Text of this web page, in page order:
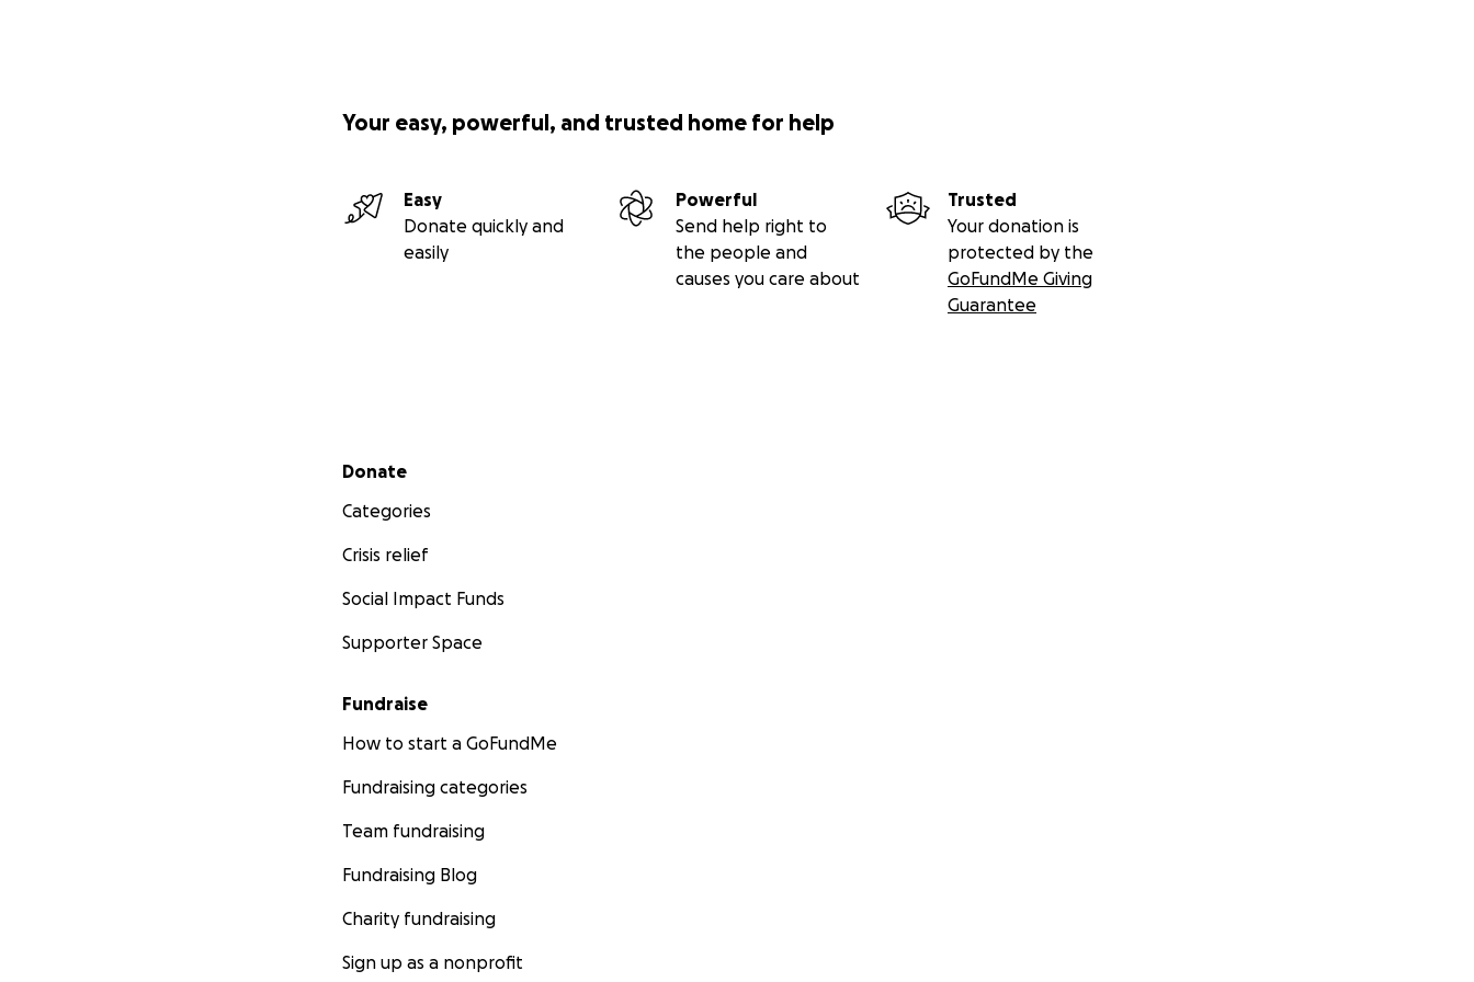
Your easy, powerful, and trusted home for help
Easy
Donate quickly and
easily
Powerful
Send help right to
the people and
causes you care about
Trusted
Your donation is
protected by the
GoFundMe Giving
Guarantee
Secondary menu
Donate
Categories
Crisis relief
Social Impact Funds
Supporter Space
Fundraise
How to start a GoFundMe
Fundraising categories
Team fundraising
Fundraising Blog
Charity fundraising
Sign up as a nonprofit